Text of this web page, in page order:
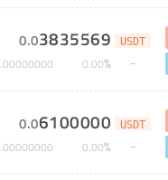
0.03835569 USDT
.00000000 0.00%
0.06100000 USDT
.00000000 0.00%